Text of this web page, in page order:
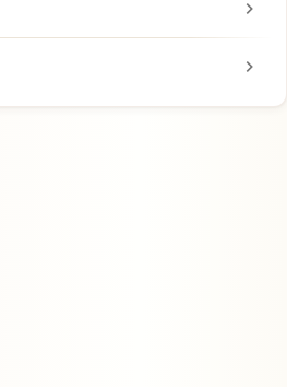
chevron_right
chevron_right